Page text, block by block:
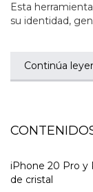
Esta
su identidad,
Continúa
iPhone 20 Pro y
de cristal